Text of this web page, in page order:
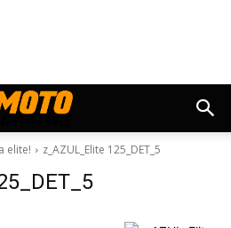
elite! z_AZUL_Elite 125_DET_5